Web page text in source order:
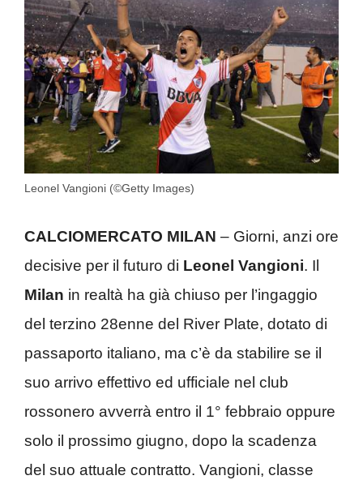
Leonel Vangioni (©Getty Images)
CALCIOMERCATO MILAN – Giorni, anzi ore
decisive per il futuro di Leonel Vangioni. Il
Milan in realtà ha già chiuso per l’ingaggio
del terzino 28enne del River Plate, dotato di
passaporto italiano, ma c’è da stabilire se il
suo arrivo effettivo ed ufficiale nel club
rossonero avverrà entro il 1° febbraio oppure
solo il prossimo giugno, dopo la scadenza
del suo attuale contratto. Vangioni, classe